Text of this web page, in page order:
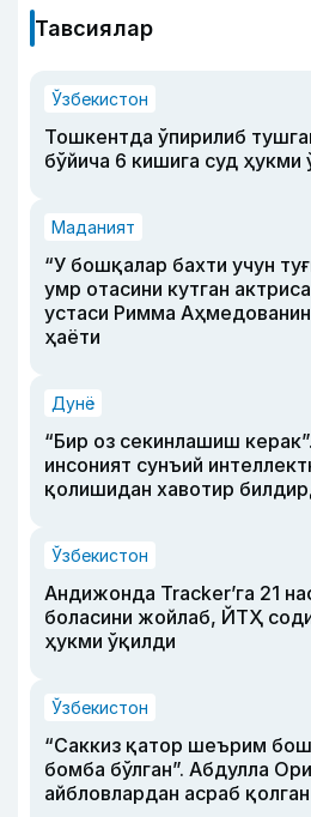
Тавсиялар
Ўзбекистон
Тошкентда ўпирилиб
бўйича 6 кишига суд ҳукми
Маданият
“У бошқалар бахти учун
умр отасини кутган
устаси Римма
ҳаёти
Дунё
“Бир оз секинлашиш
инсоният сунъий
қолишидан хавотир
Ўзбекистон
Андижонда Tracker’га 21
боласини жойлаб, ЙТҲ
ҳукми ўқилди
Ўзбекистон
“Саккиз қатор шеърим
бомба бўлган”. Абдулла
айбловлардан асраб